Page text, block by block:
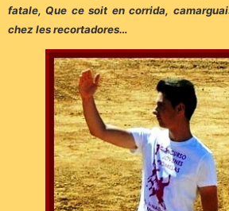
fatale, Que ce soit en corrida,
chez les recortadores…